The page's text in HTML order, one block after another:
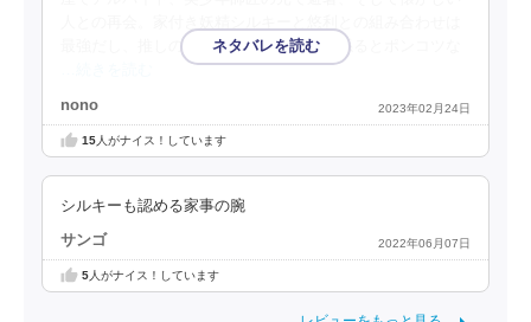
最強だし、推しのブルックさんも甘味が係るとポンコツな
nono 2023年02月24日
15人がナイス！しています
シルキーも認める家事の腕
サンゴ 2022年06月07日
5人がナイス！しています